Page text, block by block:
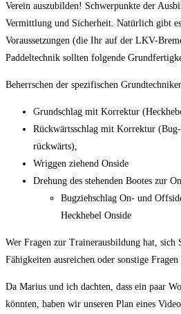
Verein auszubilden! Schwerpunkte der
Vermittlung und Sicherheit. Natürlich gibt
Voraussetzungen (die Ihr auf der LKV-
Paddeltechnik sollten folgende
Beherrschen der spezifischen
Grundschlag mit Korrektur
Rückwärtsschlag mit Korrektur
rückwärts),
Wriggen ziehend Onside
Drehung des stehenden Bootes zur
Bugziehschlag On- und
Heckhebel Onside
Wer Fragen zur Trainerausbildung hat, sich
Fähigkeiten ausreichen oder sonstige
Da Marius und ich dachten, dass ein paar
könnten, haben wir unseren Plan eines